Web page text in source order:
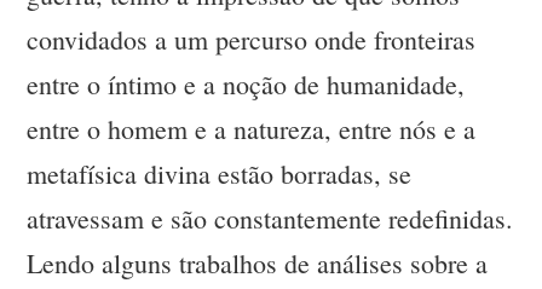
convidados a um percurso onde fronteiras
entre o íntimo e a noção de humanidade,
entre o homem e a natureza, entre nós e a
metafísica divina estão borradas, se
atravessam e são constantemente redefinidas.
Lendo alguns trabalhos de análises sobre a